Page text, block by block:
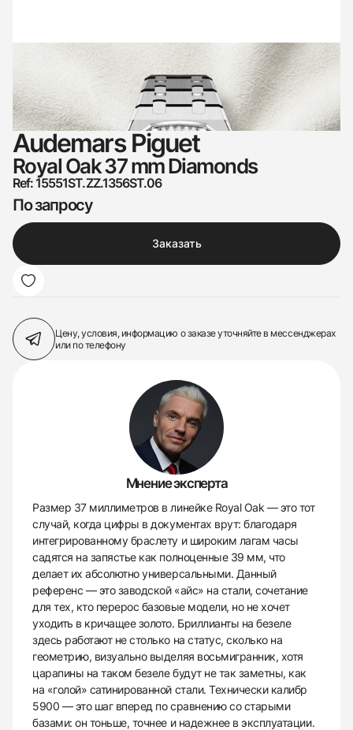
Audemars Piguet
Royal Oak 37 mm Diamonds
Ref: 15551ST.ZZ.1356ST.06
По запросу
Заказать
Цену, условия, информацию о заказеуточняйте в мессенджерах
или по телефону
Мнение эксперта
Размер 37 миллиметров в линейке Royal Oak — это тот
случай, когда цифры в документах врут: благодаря
интегрированному браслету и широким лагам часы
садятся на запястье как полноценные 39 мм, что
делает их абсолютно универсальными. Данный
референс — это заводской «айс» на стали, сочетание
для тех, кто перерос базовые модели, но не хочет
уходить в кричащее золото. Бриллианты на безеле
здесь работают не столько на статус, сколько на
геометрию, визуально выделяя восьмигранник, хотя
царапины на таком безеле будут не так заметны, как
на «голой» сатинированной стали. Технически калибр
5900 — это шаг вперед по сравнению со старыми
базами: он тоньше, точнее и надежнее в эксплуатации.